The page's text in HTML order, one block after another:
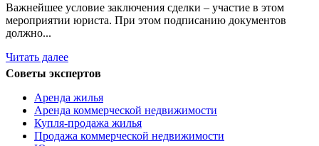
Важнейшее условие заключения сделки – участие в этом
мероприятии юриста. При этом подписанию документов
должно...
Читать далее
Советы экспертов
Аренда жилья
Аренда коммерческой недвижимости
Купля-продажа жилья
Продажа коммерческой недвижимости